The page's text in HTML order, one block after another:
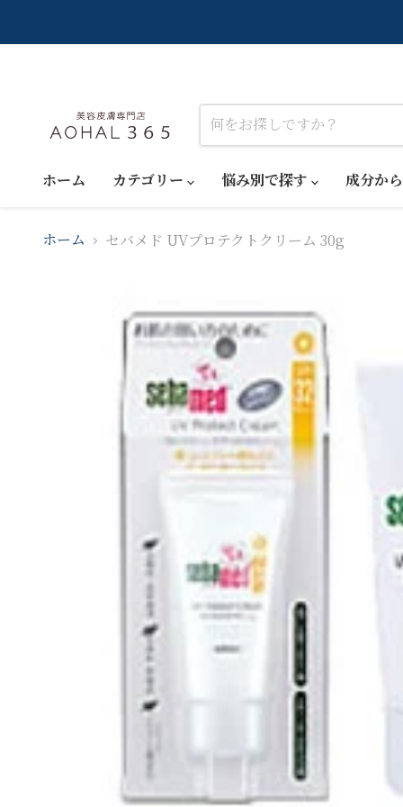
ホーム カテゴリー 悩み別で探す 成分か
ホーム セバメド UVプロテクトクリーム 30g